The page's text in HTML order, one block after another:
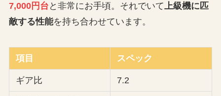
7,000円台 と非常にお手頃。それでいて上級機に匹
敵する性能を持ち合わせています。
項目 スペック
ギア比 7.2